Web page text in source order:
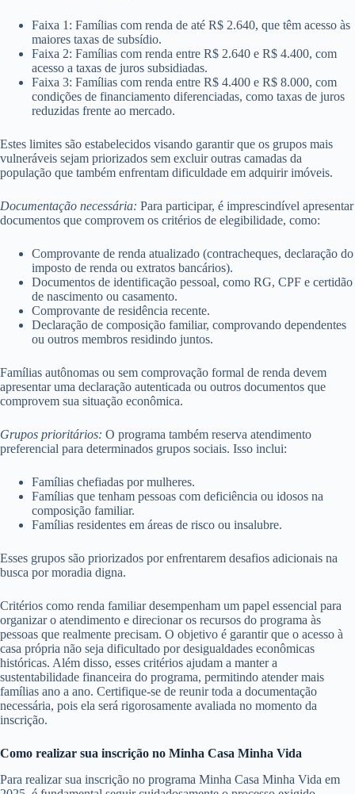
Faixa 1: Famílias com renda de até R$ 2.640, que têm acesso às
maiores taxas de subsídio.
Faixa 2: Famílias com renda entre R$ 2.640 e R$ 4.400, com
acesso a taxas de juros subsidiadas.
Faixa 3: Famílias com renda entre R$ 4.400 e R$ 8.000, com
condições de financiamento diferenciadas, como taxas de juros
reduzidas frente ao mercado.
Estes limites são estabelecidos visando garantir que os grupos mais
vulneráveis sejam priorizados sem excluir outras camadas da
população que também enfrentam dificuldade em adquirir imóveis.
Documentação necessária: Para participar, é imprescindível apresentar
documentos que comprovem os critérios de elegibilidade, como:
Comprovante de renda atualizado (contracheques, declaração do
imposto de renda ou extratos bancários).
Documentos de identificação pessoal, como RG, CPF e certidão
de nascimento ou casamento.
Comprovante de residência recente.
Declaração de composição familiar, comprovando dependentes
ou outros membros residindo juntos.
Famílias autônomas ou sem comprovação formal de renda devem
apresentar uma declaração autenticada ou outros documentos que
comprovem sua situação econômica.
Grupos prioritários: O programa também reserva atendimento
preferencial para determinados grupos sociais. Isso inclui:
Famílias chefiadas por mulheres.
Famílias que tenham pessoas com deficiência ou idosos na
composição familiar.
Famílias residentes em áreas de risco ou insalubre.
Esses grupos são priorizados por enfrentarem desafios adicionais na
busca por moradia digna.
Critérios como renda familiar desempenham um papel essencial para
organizar o atendimento e direcionar os recursos do programa às
pessoas que realmente precisam. O objetivo é garantir que o acesso à
casa própria não seja dificultado por desigualdades econômicas
históricas. Além disso, esses critérios ajudam a manter a
sustentabilidade financeira do programa, permitindo atender mais
famílias ano a ano. Certifique-se de reunir toda a documentação
necessária, pois ela será rigorosamente avaliada no momento da
inscrição.
Como realizar sua inscrição no Minha Casa Minha Vida
Para realizar sua inscrição no programa Minha Casa Minha Vida em